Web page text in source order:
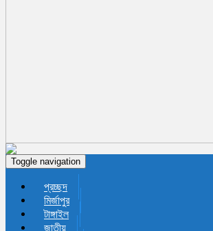
Toggle navigation
প্রচ্ছদ
মির্জাপুর
টাঙ্গাইল
জাতীয়